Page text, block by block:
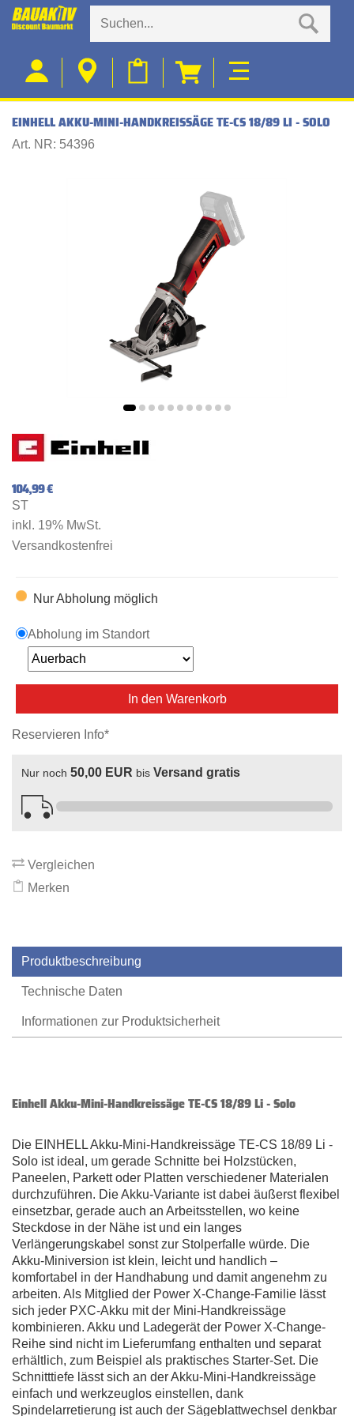
EINHELL AKKU-MINI-HANDKREISSÄGE TE-CS 18/89 LI - SOLO
Art. NR: 54396
104,99 €
ST
inkl. 19% MwSt.
Versandkostenfrei
Nur Abholung möglich
Abholung im Standort
In den Warenkorb
Reservieren Info*
Nur noch 50,00 EUR bis Versand gratis
Vergleichen
Merken
Produktbeschreibung
Technische Daten
Informationen zur Produktsicherheit
Einhell Akku-Mini-Handkreissäge TE-CS 18/89 Li - Solo
Die EINHELL Akku-Mini-Handkreissäge TE-CS 18/89 Li -
Solo ist ideal, um gerade Schnitte bei Holzstücken,
Paneelen, Parkett oder Platten verschiedener Materialen
durchzuführen. Die Akku-Variante ist dabei äußerst flexibel
einsetzbar, gerade auch an Arbeitsstellen, wo keine
Steckdose in der Nähe ist und ein langes
Verlängerungskabel sonst zur Stolperfalle würde. Die
Akku-Miniversion ist klein, leicht und handlich –
komfortabel in der Handhabung und damit angenehm zu
arbeiten. Als Mitglied der Power X-Change-Familie lässt
sich jeder PXC-Akku mit der Mini-Handkreissäge
kombinieren. Akku und Ladegerät der Power X-Change-
Reihe sind nicht im Lieferumfang enthalten und separat
erhältlich, zum Beispiel als praktisches Starter-Set. Die
Schnitttiefe lässt sich an der Akku-Mini-Handkreissäge
einfach und werkzeuglos einstellen, dank
Spindelarretierung ist auch der Sägeblattwechsel denkbar